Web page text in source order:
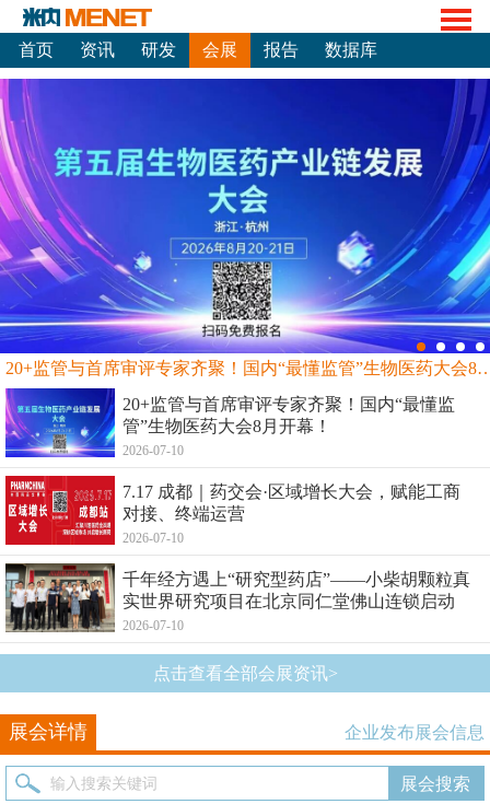
首页 资讯 研发 会展 报告 数据库
20+监管与首席审评专家齐聚！国内“最
20+监管与首席审评专家齐聚！国内“最懂监
管”生物医药大会8月开幕！
2026-07-10
7.17 成都｜药交会·区域增长大会，赋能工商
对接、终端运营
2026-07-10
千年经方遇上“研究型药店”——小柴胡颗粒真
实世界研究项目在北京同仁堂佛山连锁启动
2026-07-10
点击查看全部会展资讯>
展会详情 企业发布展会信息